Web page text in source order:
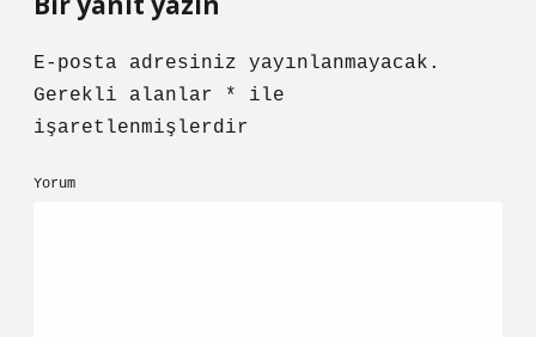
E-posta adresiniz yayınlanmayacak.
Gerekli alanlar
*
ile
işaretlenmişlerdir
Yorum